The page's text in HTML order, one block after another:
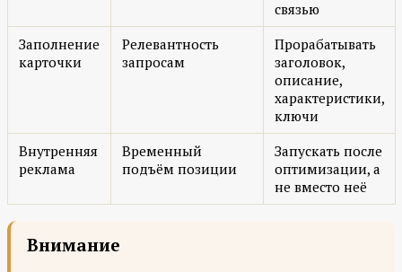
связью
Заполнение
карточки
Релевантность
запросам
Прорабатывать
заголовок,
описание,
характеристики,
ключи
Внутренняя
реклама
Временный
подъём позиции
Запускать после
оптимизации, а
не вместо неё
Внимание